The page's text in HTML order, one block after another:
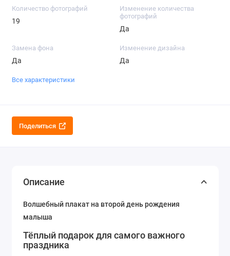
Количество фотографий
19
Изменение количества
фотографий
Да
Замена фона
Да
Изменение дизайна
Да
Все характеристики
Поделиться
Описание
Волшебный плакат на второй день рождения
малыша
Тёплый подарок для самого важного
праздника